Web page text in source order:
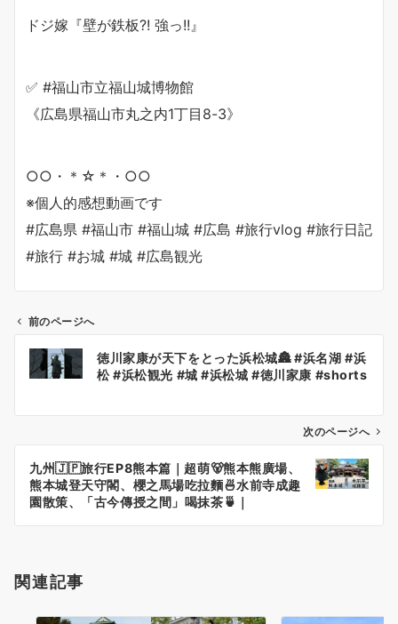
ドジ嫁『壁が鉄板?! 強っ!!』
✅ #福山市立福山城博物館
《広島県福山市丸之内1丁目8-3》
○○・＊☆＊・○○
※個人的感想動画です
#広島県 #福山市 #福山城 #広島 #旅行vlog #旅行日記
#旅行 #お城 #城 #広島観光
ビ
ン
前のページへ
徳川家康が天下をとった浜松城🏯 #浜名湖 #浜
松 #浜松観光 #城 #浜松城 #徳川家康 #shorts
次のページへ
九州🇯🇵旅行EP8熊本篇｜超萌🐻熊本熊廣場、
熊本城登天守閣、櫻之馬場吃拉麵🍜水前寺成趣
園散策、「古今傳授之間」喝抹茶🍵｜
関連記事